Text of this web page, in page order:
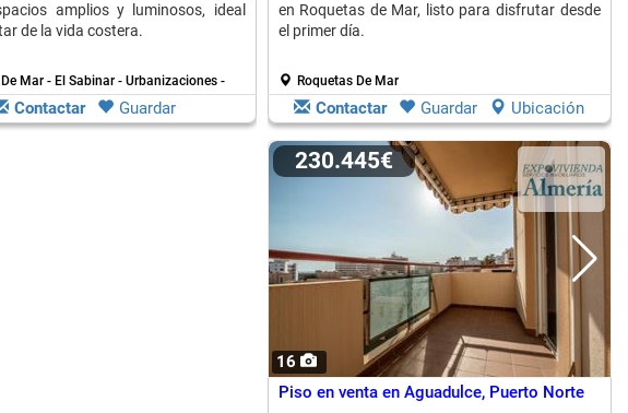
amplios y luminosos, ideal
de la vida costera.
Mar - El Sabinar - Urbanizaciones -
Contactar Guardar
en Roquetas de Mar, listo para disfrutar desde
el primer día.
Roquetas De Mar
Contactar Guardar Ubicación
16
230.445€
Piso en venta en Aguadulce, Puerto Norte